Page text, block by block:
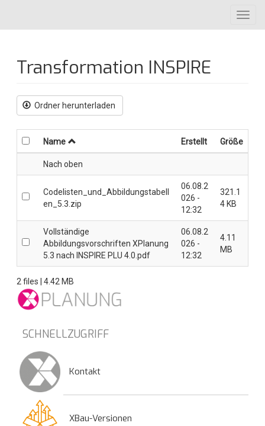
Inhalt
Transformation INSPIRE
Ordner herunterladen
Name Erstellt Größe
Nach oben
Codelisten_und_Abbildungstabell
en_5.3.zip
06.08.2
026 -
12:32
321.1
4 KB
Vollständige
Abbildungsvorschriften XPlanung
5.3 nach INSPIRE PLU 4.0.pdf
06.08.2
026 -
12:32
4.11
MB
2 files | 4.42 MB
SCHNELLZUGRIFF
Kontakt
XBau-Versionen